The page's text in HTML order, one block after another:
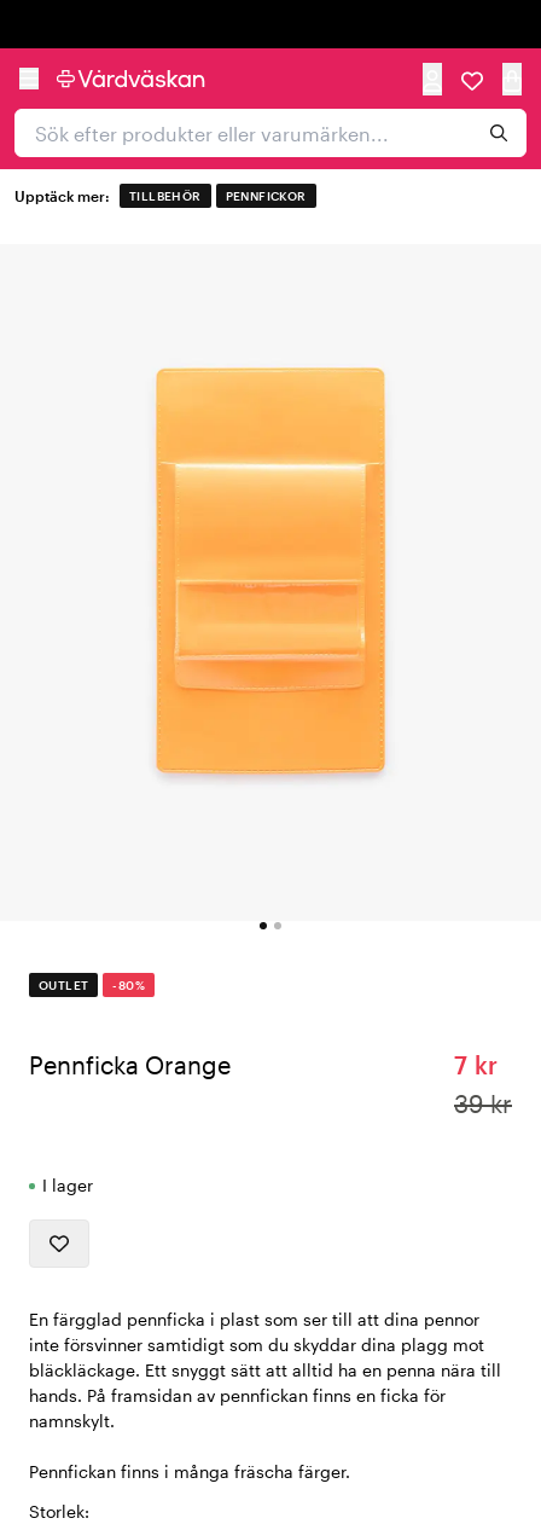
Upptäck mer: TILLBEHÖR PENNFICKOR
OUTLET -80%
Pennficka Orange
7 kr
39 kr
I lager
En färgglad pennficka i plast som ser till att dina pennor
inte försvinner samtidigt som du skyddar dina plagg mot
bläckläckage. Ett snyggt sätt att alltid ha en penna nära till
hands. På framsidan av pennfickan finns en ficka för
namnskylt.
Pennfickan finns i många fräscha färger.
Storlek: